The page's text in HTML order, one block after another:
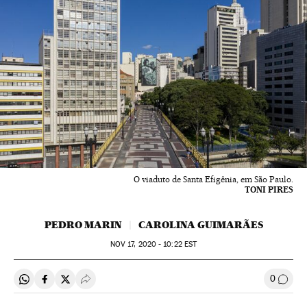
O viaduto de Santa Efigênia, em São Paulo.
TONI PIRES
PEDRO MARIN CAROLINA GUIMARÃES
NOV 17, 2020 - 10:22EST
Compartir en Whatsapp
Compartir en Facebook
Compartir en Twitter
Desplegar Redes Sociales 0